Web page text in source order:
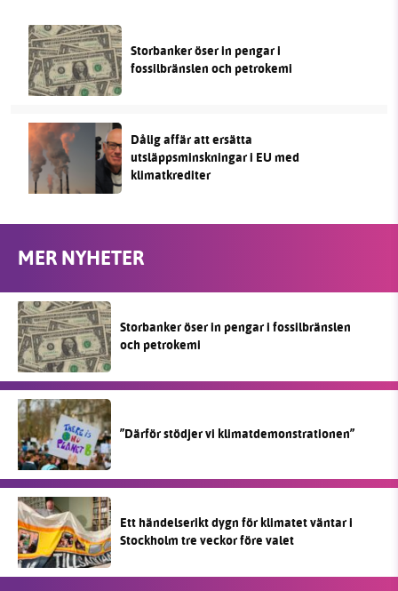
Storbanker öser in pengar i
fossilbränslen och petrokemi
Dålig affär att ersätta
utsläppsminskningar i EU med
klimatkrediter
MER NYHETER
Storbanker öser in pengar i fossilbränslen
och petrokemi
”Därför stödjer vi klimatdemonstrationen”
Ett händelserikt dygn för klimatet väntar i
Stockholm tre veckor före valet